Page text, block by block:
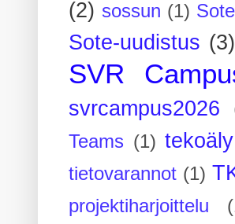
(2) sossun (1)
Sote-uudistus (3)
SVR
svrcampus2026
Teams (1) tekoäly
tietovarannot (1)
projektiharjoittelu